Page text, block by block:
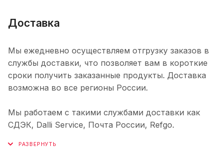
Доставка
Мы ежедневно осуществляем отгрузку заказов в
службы доставки, что позволяет вам в короткие
сроки получить заказанные продукты. Доставка
возможна во все регионы России.
Мы работаем с такими службами доставки как
СДЭК, Dalli Service, Почта России, Refgo.